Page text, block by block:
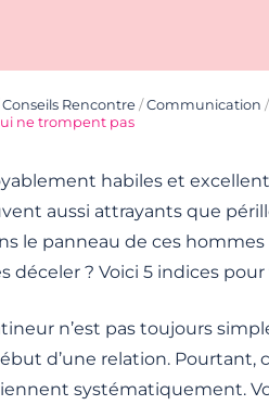
Conseils Rencontre /Communication /
ne trompent pas
habiles et
aussi attrayants que
le panneau de ces hommes
déceler ? Voici 5 indices
n’est pas toujours
d’une relation. Pourtant,
systématiquement.